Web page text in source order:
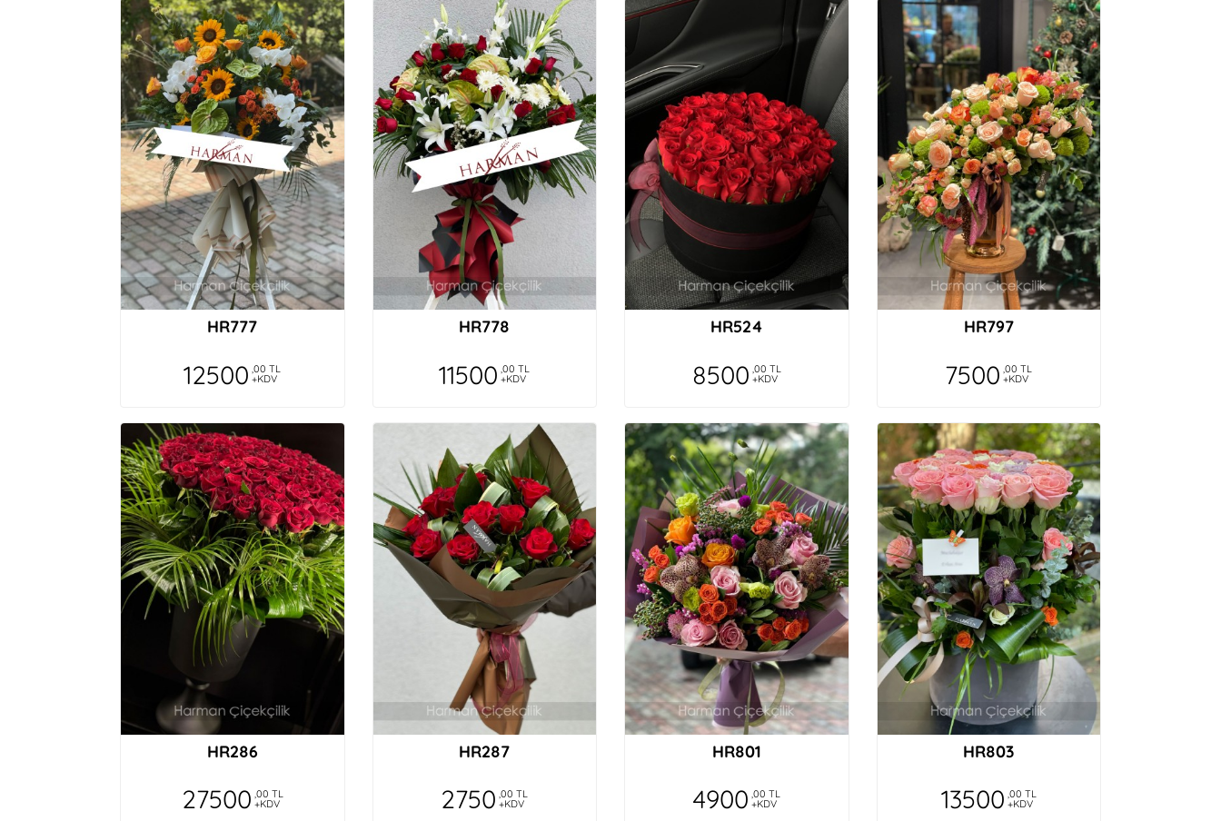
HR777
12500 ,00 TL
+KDV
HR778
11500 ,00 TL
+KDV
HR524
8500 ,00 TL
+KDV
HR797
7500 ,00 TL
+KDV
HR286
27500 ,00 TL
+KDV
HR287
2750 ,00 TL
+KDV
HR801
4900 ,00 TL
+KDV
HR803
13500 ,00 TL
+KDV